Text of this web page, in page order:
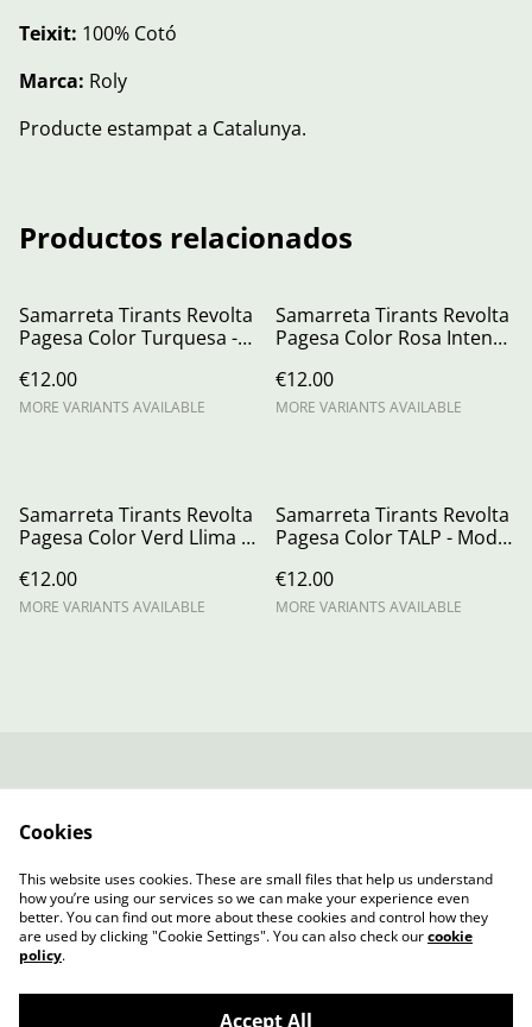
Teixit: 100% Cotó
Marca: Roly
Producte estampat a Catalunya.
Productos relacionados
Samarreta Tirants Revolta
Pagesa Color Turquesa -
€12.00
MORE VARIANTS AVAILABLE
Samarreta Tirants Revolta
Pagesa Color Rosa Intens -
€12.00
MORE VARIANTS AVAILABLE
Samarreta Tirants Revolta
Pagesa Color Verd Llima -
€12.00
MORE VARIANTS AVAILABLE
Samarreta Tirants Revolta
Pagesa Color TALP - Mod.
€12.00
MORE VARIANTS AVAILABLE
Política de Privacitat
Fitxa Tècnica
SAMARRETA
Cookies
This website uses cookies. These are small files that help us understand
how you’re using our services so we can make your experience even
better. You can find out more about these cookies and control how they
are used by clicking "Cookie Settings". You can also check ourcookie
policy.
Accept All